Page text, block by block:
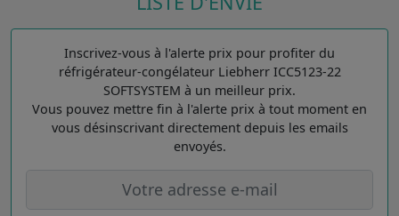
Inscrivez-vous à l'alerte prix pour profiter du
réfrigérateur-congélateur Liebherr ICC5123-22
SOFTSYSTEM à un meilleur prix.
Vous pouvez mettre fin à l'alerte prix à tout moment en
vous désinscrivant directement depuis les emails
envoyés.